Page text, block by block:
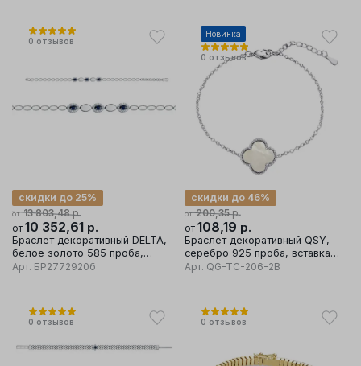
0 отзывов
от 13 803,48р.
скидки до 25%
от 10 352,61 р.
Браслет декоративный DELTA,
белое золото 585 проба,
вставка бриллиант/сапфир
Арт. БР2772920б
Новинка
0 отзывов
от 200,35р.
скидки до 46%
от 108,19 р.
Браслет декоративный QSY,
серебро 925 проба, вставка
перламутр
Арт. QG-TC-206-2B
0 отзывов 0 отзывов